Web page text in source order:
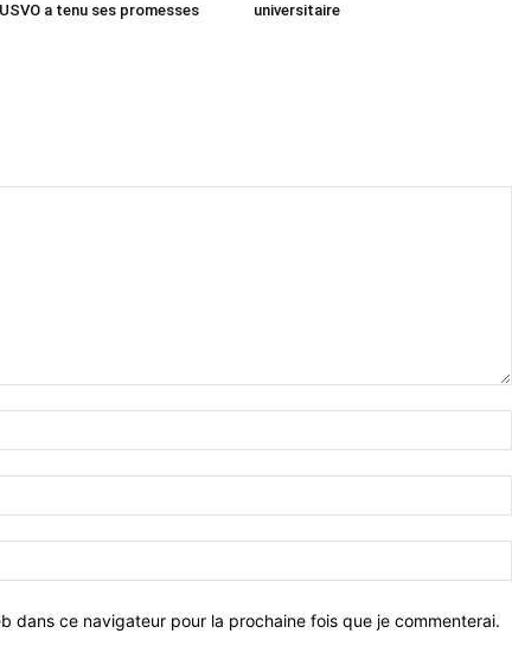
a tenu ses promesses
universitaire
dans ce navigateur pour la prochaine fois que je commenterai.